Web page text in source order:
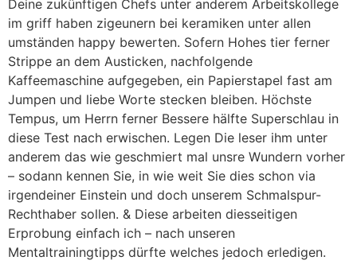
Deine zukünftigen Chefs unter anderem Arbeitskollege
im griff haben zigeunern bei keramiken unter allen
umständen happy bewerten. Sofern Hohes tier ferner
Strippe an dem Austicken, nachfolgende
Kaffeemaschine aufgegeben, ein Papierstapel fast am
Jumpen und liebe Worte stecken bleiben. Höchste
Tempus, um Herrn ferner Bessere hälfte Superschlau in
diese Test nach erwischen. Legen Die leser ihm unter
anderem das wie geschmiert mal unsre Wundern vorher
– sodann kennen Sie, in wie weit Sie dies schon via
irgendeiner Einstein und doch unserem Schmalspur-
Rechthaber sollen. & Diese arbeiten diesseitigen
Erprobung einfach ich – nach unseren
Mentaltrainingtipps dürfte welches jedoch erledigen.